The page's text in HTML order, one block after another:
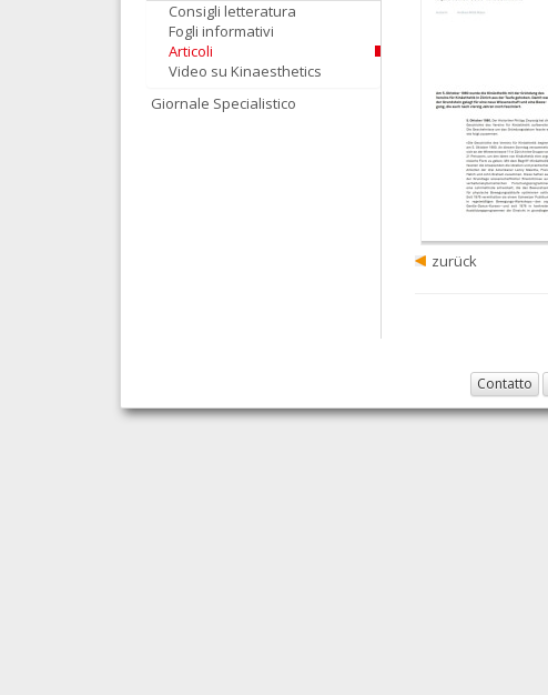
Consigli letteratura
Fogli informativi
Articoli
Video su Kinaesthetics
Giornale Specialistico
zurück
Contatto